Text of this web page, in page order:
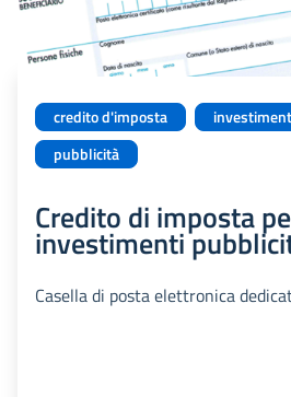
credito d'imposta
pubblicità
Credito di imposta
investimenti
Casella di posta elettronica